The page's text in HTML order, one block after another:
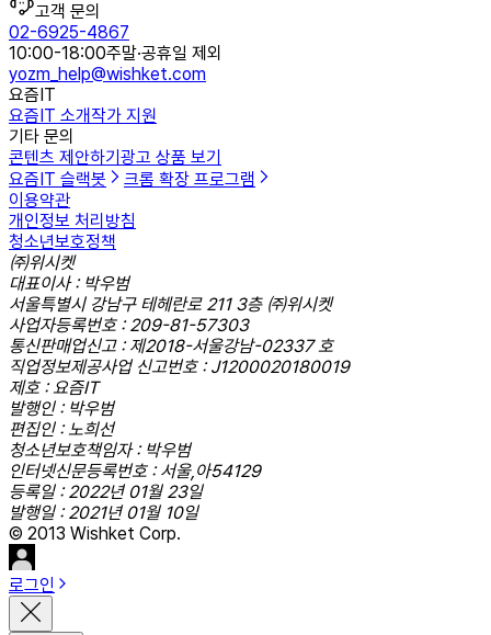
고객 문의
02-6925-4867
10:00-18:00주말·공휴일 제외
yozm_help@wishket.com
요즘IT
요즘IT 소개작가 지원
기타 문의
콘텐츠 제안하기 광고 상품 보기
요즘IT 슬랙봇
크롬 확장 프로그램
이용약관
개인정보 처리방침
청소년보호정책
㈜위시켓
대표이사 : 박우범
서울특별시 강남구 테헤란로 211 3층 ㈜위시켓
사업자등록번호 : 209-81-57303
통신판매업신고 : 제2018-서울강남-02337 호
직업정보제공사업 신고번호 : J1200020180019
제호 : 요즘IT
발행인 : 박우범
편집인 : 노희선
청소년보호책임자 : 박우범
인터넷신문등록번호 : 서울,아54129
등록일 : 2022년 01월 23일
발행일 : 2021년 01월 10일
© 2013 Wishket Corp.
로그인